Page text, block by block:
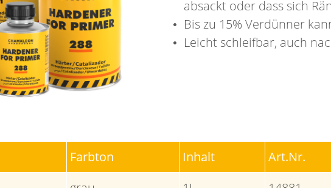
absackt oder dass sich
Bis zu 15% Verdünner
Leicht schleifbar, auch
Farbton Inhalt Art.Nr.